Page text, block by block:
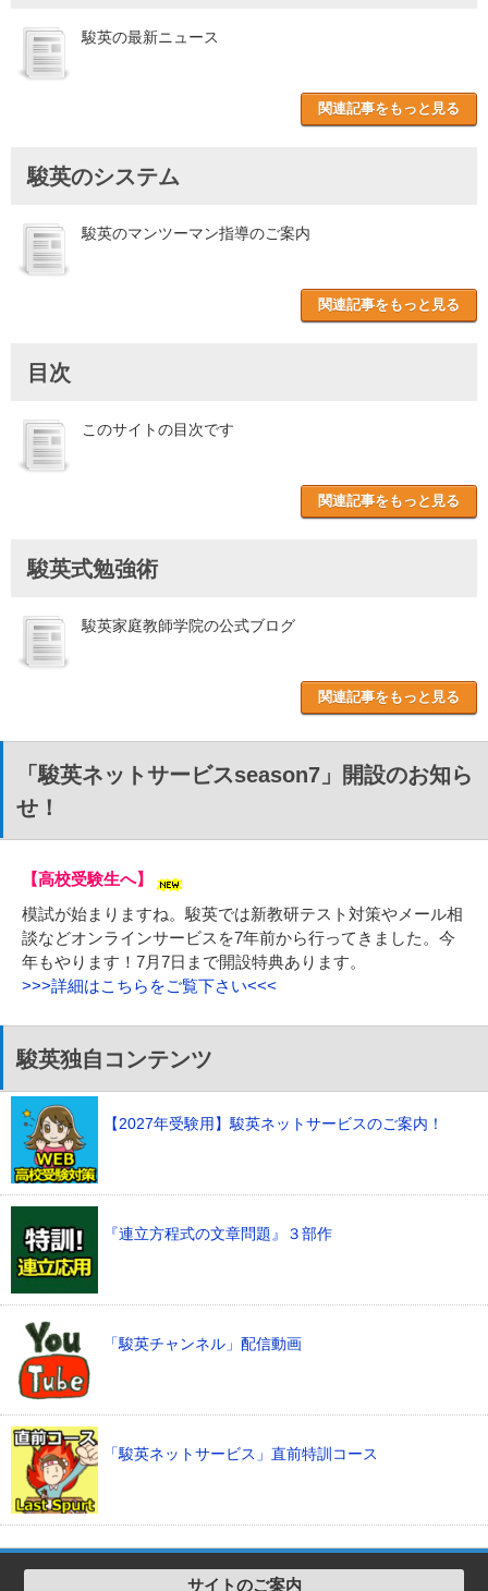
駿英の最新ニュース
関連記事をもっと見る
駿英のシステム
駿英のマンツーマン指導のご案内
関連記事をもっと見る
目次
このサイトの目次です
関連記事をもっと見る
駿英式勉強術
駿英家庭教師学院の公式ブログ
関連記事をもっと見る
「駿英ネットサービスseason7」開設のお知ら
せ！
【高校受験生へ】
模試が始まりますね。駿英では新教研テスト対策やメール相
談などオンラインサービスを7年前から行ってきました。今
年もやります！7月7日まで開設特典あります。
>>>詳細はこちらをご覧下さい<<<
駿英独自コンテンツ
【2027年受験用】駿英ネットサービスのご案内！
『連立方程式の文章問題』３部作
「駿英チャンネル」配信動画
「駿英ネットサービス」直前特訓コース
サイトのご案内